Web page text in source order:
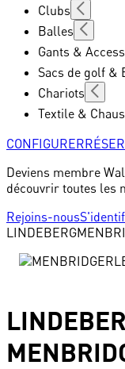
Clubs
Balles
Gants &
Sacs de golf &
Chariots
Textile &
CONFIGURER
Deviens membre
découvrir toutes les
Rejoins-nous
LINDEBERG